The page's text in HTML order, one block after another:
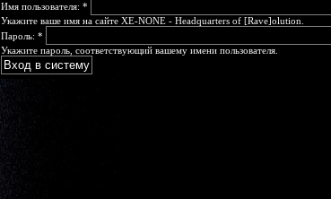
Имя пользователя: *
Укажите ваше имя на сайте XE-NONE - Headquarters of [Rave]olution.
Пароль: *
Укажите пароль, соответствующий вашему имени пользователя.